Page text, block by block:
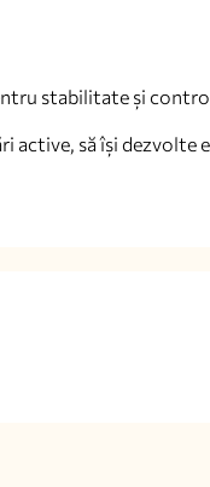
stabilitate și
să își dezvolte